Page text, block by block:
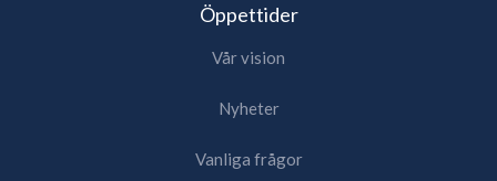
Öppettider
Vår vision
Nyheter
Vanliga frågor